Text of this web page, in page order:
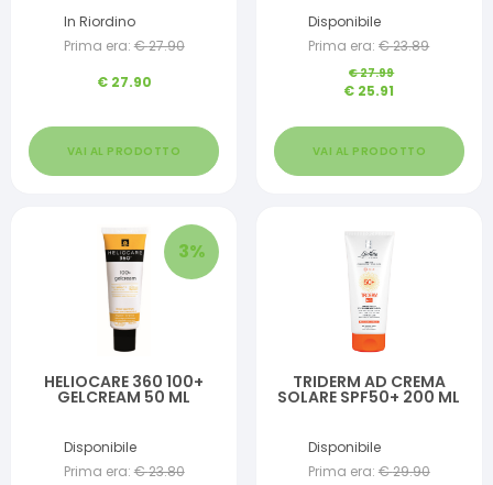
In Riordino
Prima era: €27.90
€ 27.90
VAI AL PRODOTTO
Disponibile
Prima era: €23.89
€27.99
€ 25.91
VAI AL PRODOTTO
3%
HELIOCARE 360 100+
GELCREAM 50 ML
Disponibile
Prima era: €23.80
TRIDERM AD CREMA
SOLARE SPF50+ 200 ML
Disponibile
Prima era: €29.90